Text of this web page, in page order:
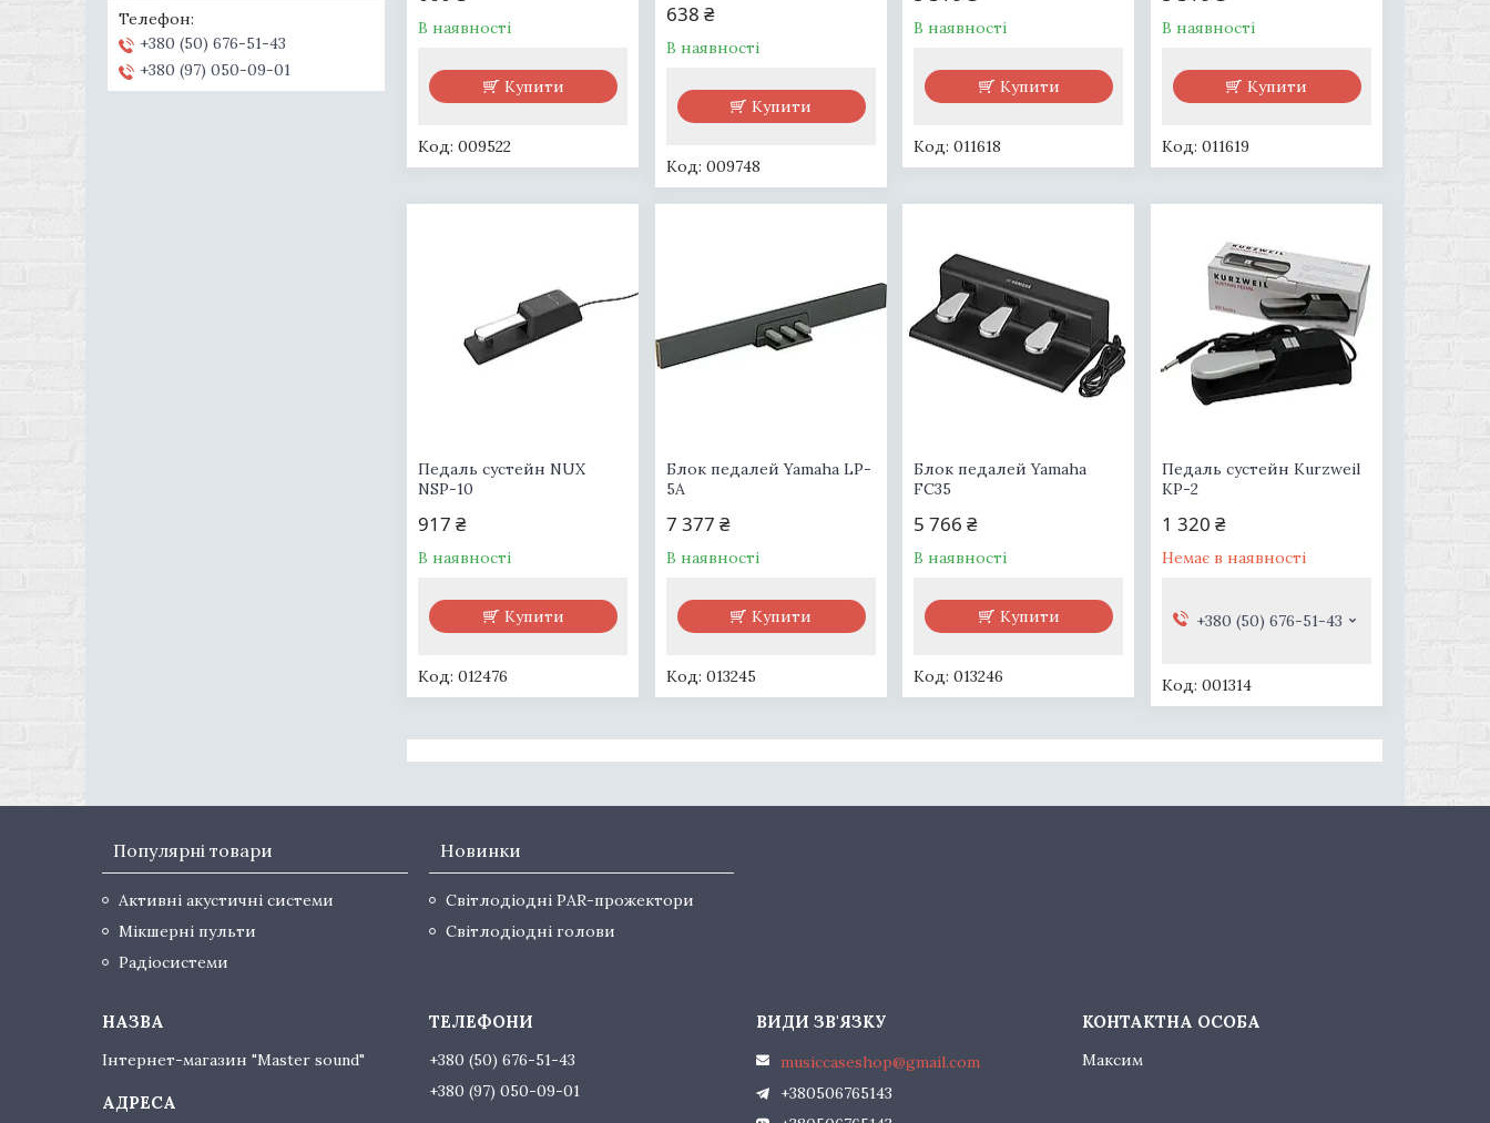
В наявності
Купити
009522
638 ₴
В наявності
Купити
009748
В наявності
Купити
011618
В наявності
Купити
011619
Педаль сустейн NUX
NSP-10
917 ₴
В наявності
Купити
012476
Блок педалей Yamaha LP-
5A
7 377 ₴
В наявності
Купити
013245
Блок педалей Yamaha
FC35
5 766 ₴
В наявності
Купити
013246
Педаль сустейн Kurzweil
KP-2
1 320 ₴
Немає в наявності
+380 (50) 676-51-43
001314
+380 (50) 676-51-43
+380 (97) 050-09-01
Популярні товари
Активні акустичні системи
Мікшерні пульти
Радіосистеми
Новинки
Світлодіодні PAR-прожектори
Світлодіодні голови
Інтернет-магазин "Master sound"
+380 (50) 676-51-43
+380 (97) 050-09-01
musiccaseshop@gmail.com
+380506765143
Максим